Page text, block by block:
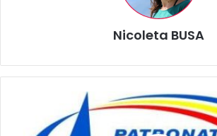
Nicoleta BUSA
amânarea